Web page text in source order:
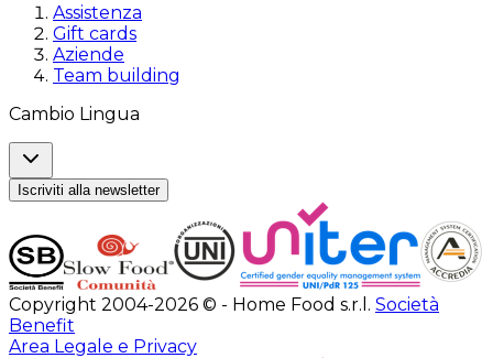
Assistenza
Gift cards
Aziende
Team building
Cambio Lingua
Iscriviti alla newsletter
Copyright 2004-2026 © - Home Food s.r.l. Società
Benefit
Area Legale e Privacy